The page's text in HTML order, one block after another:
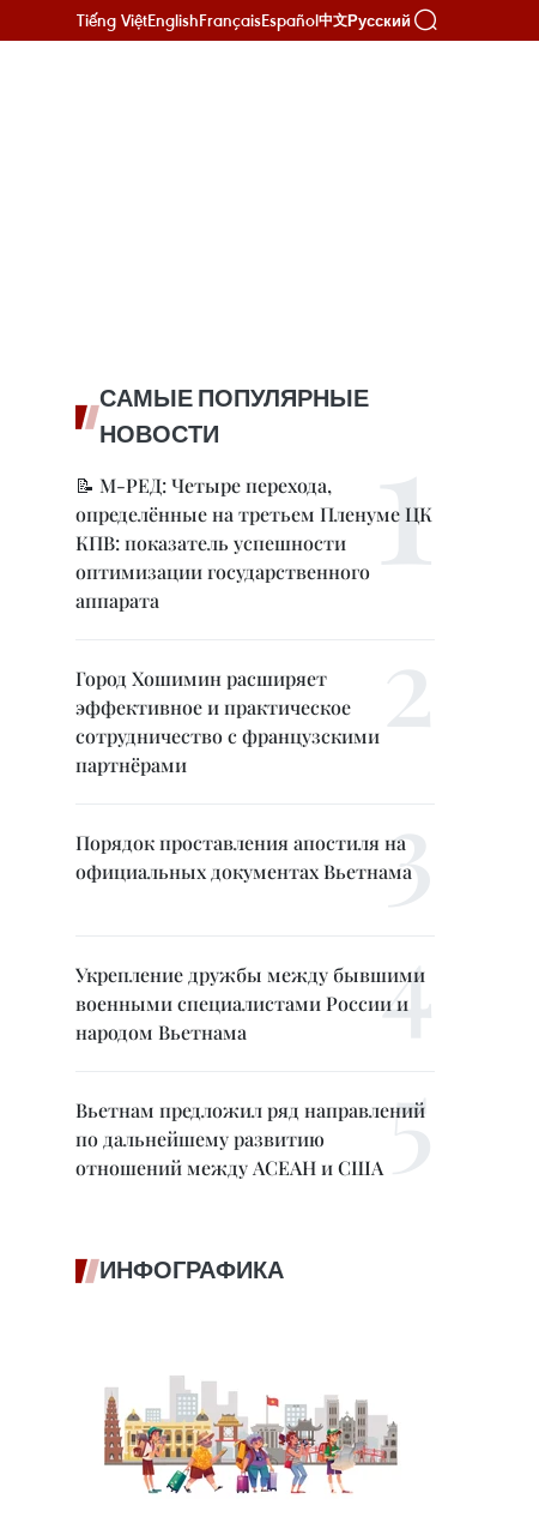
Tiếng ViệtEnglishFrançaisEspañol中文Русский
САМЫЕ ПОПУЛЯРНЫЕ
НОВОСТИ
📝 М-РЕД: Четыре перехода,
определённые на третьем Пленуме ЦК
КПВ: показатель успешности
оптимизации государственного
аппарата
Город Хошимин расширяет
эффективное и практическое
сотрудничество с французскими
партнёрами
Порядок проставления апостиля на
официальных документах Вьетнама
Укрепление дружбы между бывшими
военными специалистами России и
народом Вьетнама
Вьетнам предложил ряд направлений
по дальнейшему развитию
отношений между АСЕАН и США
ИНФОГРАФИКА